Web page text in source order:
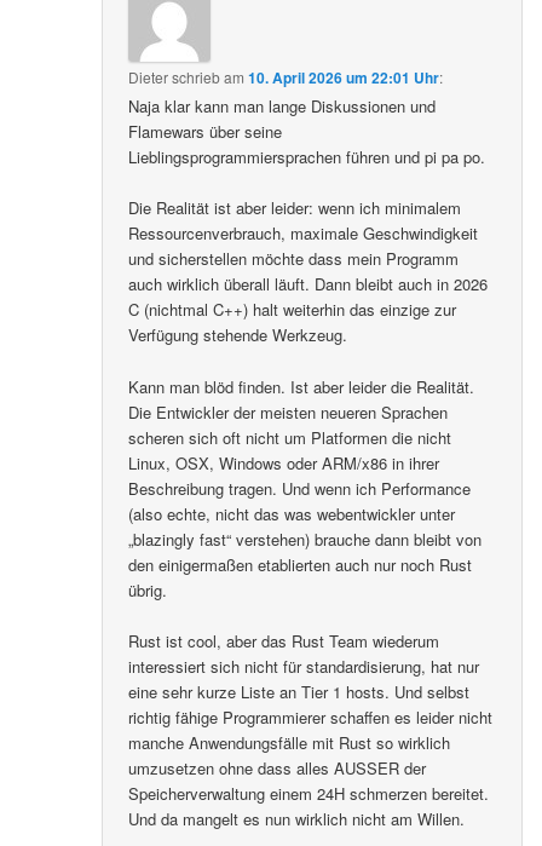
Dieterschriebam10. April 2026 um 22:01 Uhr:
Naja klar kann man lange Diskussionen und
Flamewars über seine
Lieblingsprogrammiersprachen führen und pi pa po.
Die Realität ist aber leider: wenn ich minimalem
Ressourcenverbrauch, maximale Geschwindigkeit
und sicherstellen möchte dass mein Programm
auch wirklich überall läuft. Dann bleibt auch in 2026
C (nichtmal C++) halt weiterhin das einzige zur
Verfügung stehende Werkzeug.
Kann man blöd finden. Ist aber leider die Realität.
Die Entwickler der meisten neueren Sprachen
scheren sich oft nicht um Platformen die nicht
Linux, OSX, Windows oder ARM/x86 in ihrer
Beschreibung tragen. Und wenn ich Performance
(also echte, nicht das was webentwickler unter
„blazingly fast“ verstehen) brauche dann bleibt von
den einigermaßen etablierten auch nur noch Rust
übrig.
Rust ist cool, aber das Rust Team wiederum
interessiert sich nicht für standardisierung, hat nur
eine sehr kurze Liste an Tier 1 hosts. Und selbst
richtig fähige Programmierer schaffen es leider nicht
manche Anwendungsfälle mit Rust so wirklich
umzusetzen ohne dass alles AUSSER der
Speicherverwaltung einem 24H schmerzen bereitet.
Und da mangelt es nun wirklich nicht am Willen.